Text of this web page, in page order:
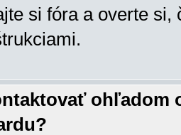
si fóra a overte
ohľadom